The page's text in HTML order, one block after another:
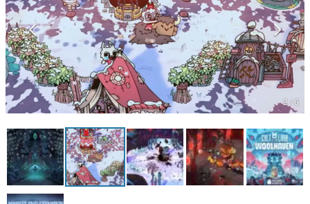
の起源や用法の変遷を、コンピューター文化史研究家・タ
イニーP氏が徹底調査。
カテゴリ
特集記事
マンガ
女性向け
アプリレビュー
その他
2 / 6